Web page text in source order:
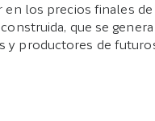
en los precios finales
que se
y productores de